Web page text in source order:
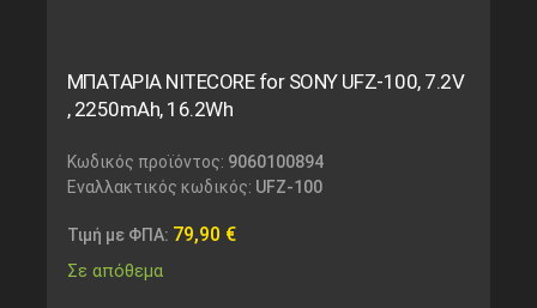
ΜΠΑΤΑΡΙΑ NITECORE for SONY UFZ-100, 7.2V
, 2250mAh, 16.2Wh
Κωδικός προϊόντος: 9060100894
Εναλλακτικός κωδικός: UFZ-100
Τιμή με ΦΠΑ: 79,90 €
Σε απόθεμα